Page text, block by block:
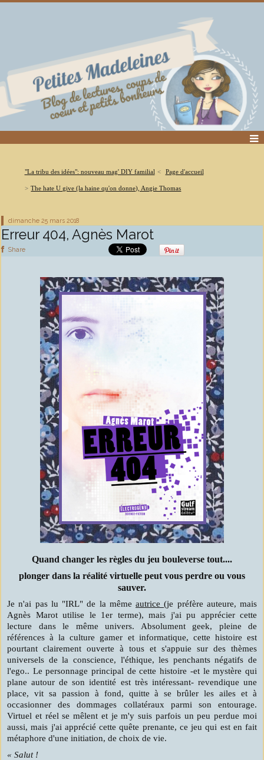
"La tribu des idées": nouveau mag' DIY familial Page d'accueil
The hate U give (la haine qu'on donne), Angie Thomas
dimanche 25 mars 2018
Erreur 404, Agnès Marot
Share
Quand changer les règles du jeu bouleverse tout....
plonger dans la réalité virtuelle peut vous perdre ou vous
sauver.
Je n'ai pas lu "IRL" de la même autrice(je préfère auteure, mais
Agnès Marot utilise le 1er terme), mais j'ai pu apprécier cette
lecture dans le même univers. Absolument geek, pleine de
références à la culture gamer et informatique, cette histoire est
pourtant clairement ouverte à tous et s'appuie sur des thèmes
universels de la conscience, l'éthique, les penchants négatifs de
l'ego.. Le personnage principal de cette histoire -et le mystère qui
plane autour de son identité est très intéressant- revendique une
place, vit sa passion à fond, quitte à se brûler les ailes et à
occasionner des dommages collatéraux parmi son entourage.
Virtuel et réel se mêlent et je m'y suis parfois un peu perdue moi
aussi, mais j'ai apprécié cette quête prenante, ce jeu qui est en fait
métaphore d'une initiation, de choix de vie.
« Salut !